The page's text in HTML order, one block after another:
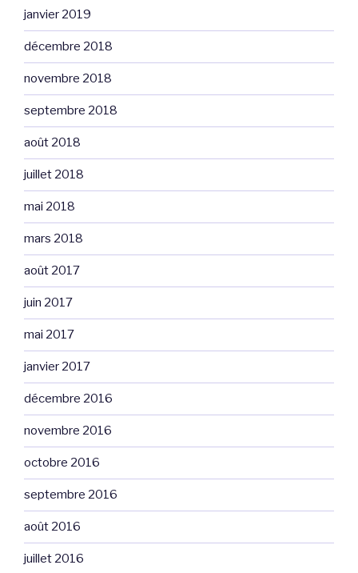
janvier 2019
décembre 2018
novembre 2018
septembre 2018
août 2018
juillet 2018
mai 2018
mars 2018
août 2017
juin 2017
mai 2017
janvier 2017
décembre 2016
novembre 2016
octobre 2016
septembre 2016
août 2016
juillet 2016